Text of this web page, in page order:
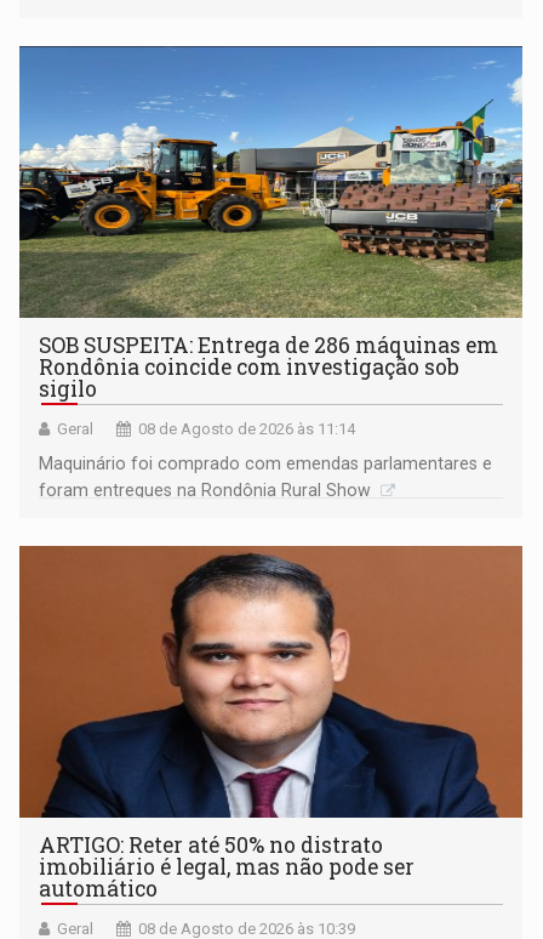
não ter entrado no modo eleição; ABAV faz evento em
SOB SUSPEITA: Entrega de 286 máquinas em
Rondônia coincide com investigação sob
sigilo
Geral 08 de Agosto de 2026 às 11:14
Maquinário foi comprado com emendas parlamentares e
foram entregues na Rondônia Rural Show
ARTIGO: Reter até 50% no distrato
imobiliário é legal, mas não pode ser
automático
Geral 08 de Agosto de 2026 às 10:39